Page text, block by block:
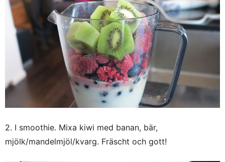
2. I smoothie. Mixa kiwi med banan, bär,
mjölk/mandelmjöl/kvarg. Fräscht och gott!